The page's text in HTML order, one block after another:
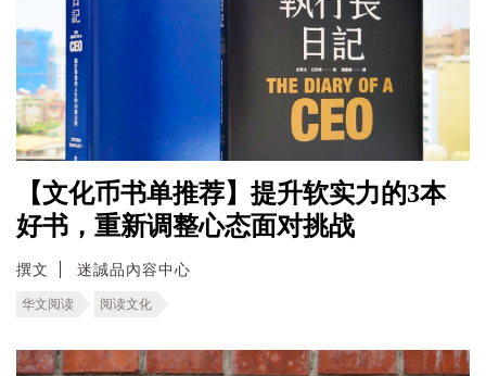
【文化币书单推荐】提升软实力的3本
好书，重新调整心态面对挑战
撰文 迷誠品內容中心
华文阅读 阅读文化